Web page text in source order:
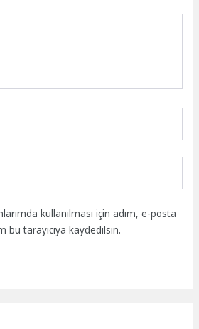
kullanılması için adım, e-posta
tarayıcıya kaydedilsin.